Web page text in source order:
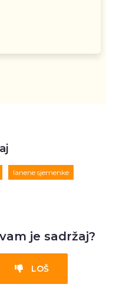
lanene sjemenke
je sadržaj?
LOŠ